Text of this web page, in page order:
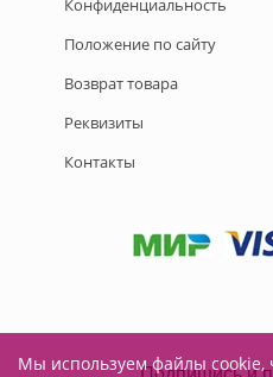
Конфиденциальность
Положение по сайту
Возврат товара
Реквизиты
Контакты
Мы используем файлы cookie,